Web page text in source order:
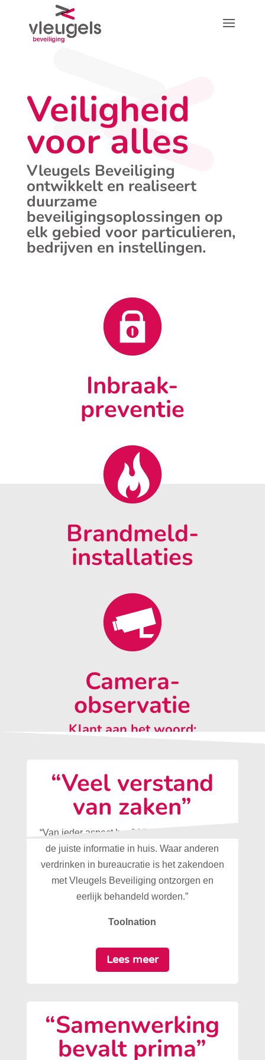
Veiligheid
voor alles
Vleugels Beveiliging
ontwikkelt en realiseert
duurzame
beveiligingsoplossingen op
elk gebied voor particulieren,
bedrijven en instellingen.
Inbraak-
preventie
Brandmeld-
installaties
Camera-
observatie
Klant aan het woord:
“Veel verstand
van zaken”
“Van ieder aspect heeft Vleugels Beveiliging
de juiste informatie in huis. Waar anderen
verdrinken in bureaucratie is het zakendoen
met Vleugels Beveiliging ontzorgen en
eerlijk behandeld worden.”
Toolnation
Lees meer
“Samenwerking
bevalt prima”